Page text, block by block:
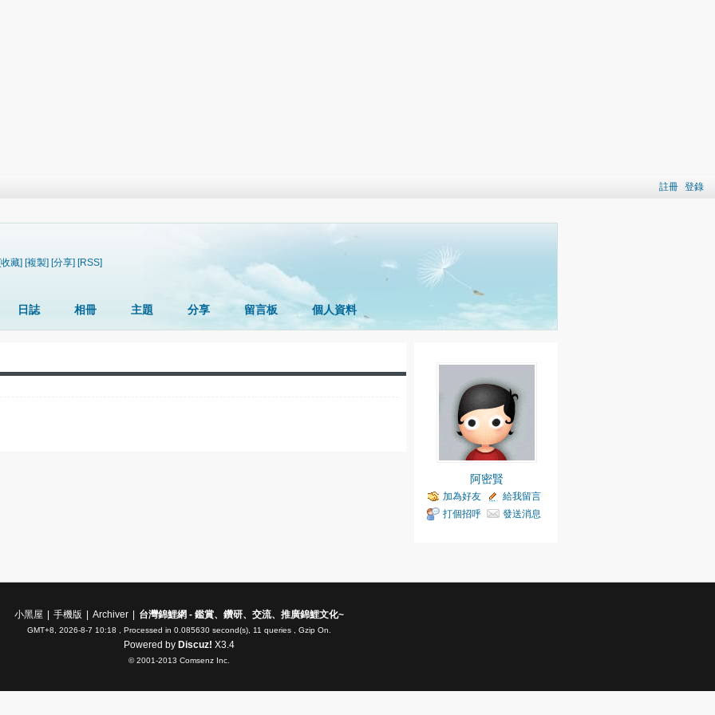
註冊 登錄
藏] [複製] [分享] [RSS]
日誌 相冊 主題 分享 留言板 個人資料
阿密賢
加為好友
給我留言
打個招呼
發送消息
小黑屋 手機版 Archiver 台灣錦鯉網 - 鑑賞、鑽研、交流、推廣錦鯉文化~
GMT+8, 2026-8-7 10:18 , Processed in 0.085630 second(s), 11 queries , Gzip On.
Powered by Discuz! X3.4
© 2001-2013 Comsenz Inc.